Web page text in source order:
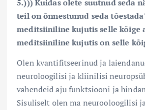
5.))) Kuidas olete suutnud seda
teil on õnnestunud seda
meditsiiniline kujutis selle kõige
meditsiiniline kujutis on selle
Olen kvantifitseerinud ja
neuroloogilisi ja kliinilisi
vahendeid aju funktsiooni ja
Sisuliselt olen ma neurooloogilisi